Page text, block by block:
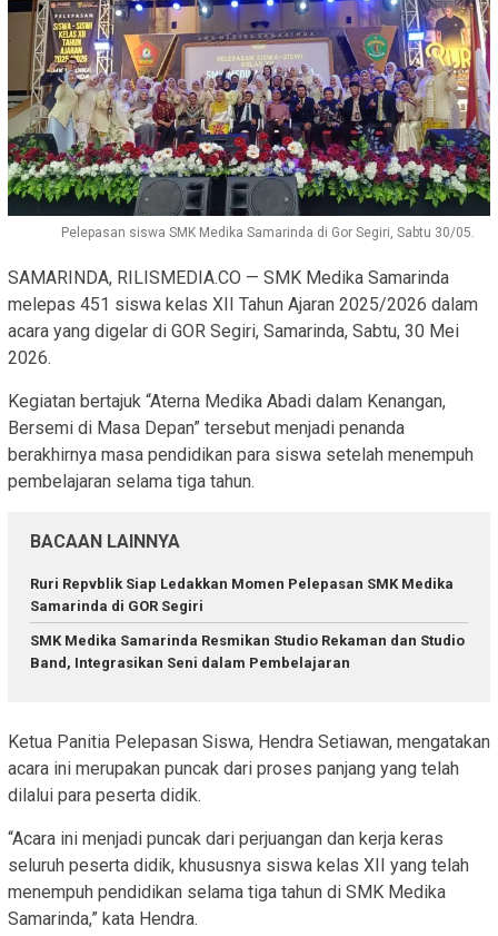
Pelepasan siswa SMK Medika Samarinda di Gor Segiri, Sabtu 30/05.
SAMARINDA, RILISMEDIA.CO — SMK Medika Samarinda
melepas 451 siswa kelas XII Tahun Ajaran 2025/2026 dalam
acara yang digelar di GOR Segiri, Samarinda, Sabtu, 30 Mei
2026.
Kegiatan bertajuk “Aterna Medika Abadi dalam Kenangan,
Bersemi di Masa Depan” tersebut menjadi penanda
berakhirnya masa pendidikan para siswa setelah menempuh
pembelajaran selama tiga tahun.
BACAAN LAINNYA
Ruri Repvblik Siap Ledakkan Momen Pelepasan SMK Medika
Samarinda di GOR Segiri
SMK Medika Samarinda Resmikan Studio Rekaman dan Studio
Band, Integrasikan Seni dalam Pembelajaran
Ketua Panitia Pelepasan Siswa, Hendra Setiawan, mengatakan
acara ini merupakan puncak dari proses panjang yang telah
dilalui para peserta didik.
“Acara ini menjadi puncak dari perjuangan dan kerja keras
seluruh peserta didik, khususnya siswa kelas XII yang telah
menempuh pendidikan selama tiga tahun di SMK Medika
Samarinda,” kata Hendra.